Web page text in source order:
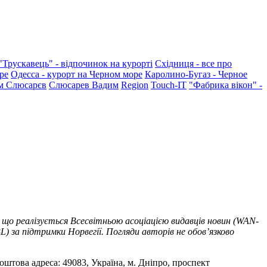
- відпочинок на курорті Східниця - все про
Одесса - курорт на Черном море Каролино-Бугаз - Черное
Слюсарєв Слюсарев Вадим Region Touch-IT "Фабрика вікон" -
Всесвітньою асоціацією видавців новин (WAN-
підтримки Норвегії. Погляди авторів не обов’язково
адреса: 49083, Україна, м. Дніпро, проспект